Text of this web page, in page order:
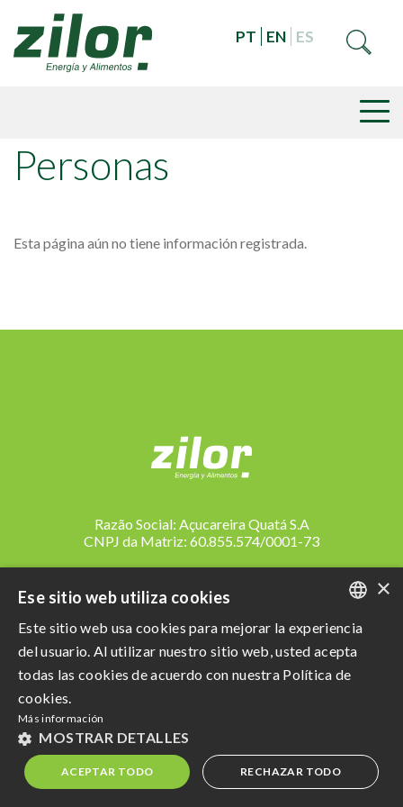
PT EN ES
Personas
Esta página aún no tiene información registrada.
Razão Social: Açucareira Quatá S.A
CNPJ da Matriz: 60.855.574/0001-73
Powered by MZ
PORTUGUESE
ENGLISH
×
Ese sitio web utiliza cookies
Este sitio web usa cookies para mejorar la experiencia
del usuario. Al utilizar nuestro sitio web, usted acepta
todas las cookies de acuerdo con nuestra Política de
cookies.
Más información
MOSTRAR DETALLES
ACEPTAR TODO RECHAZAR TODO